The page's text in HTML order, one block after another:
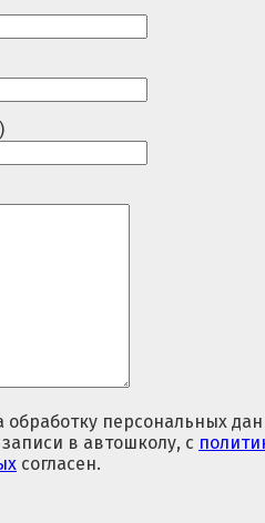
обработку персональных
в автошколу, с
согласен.